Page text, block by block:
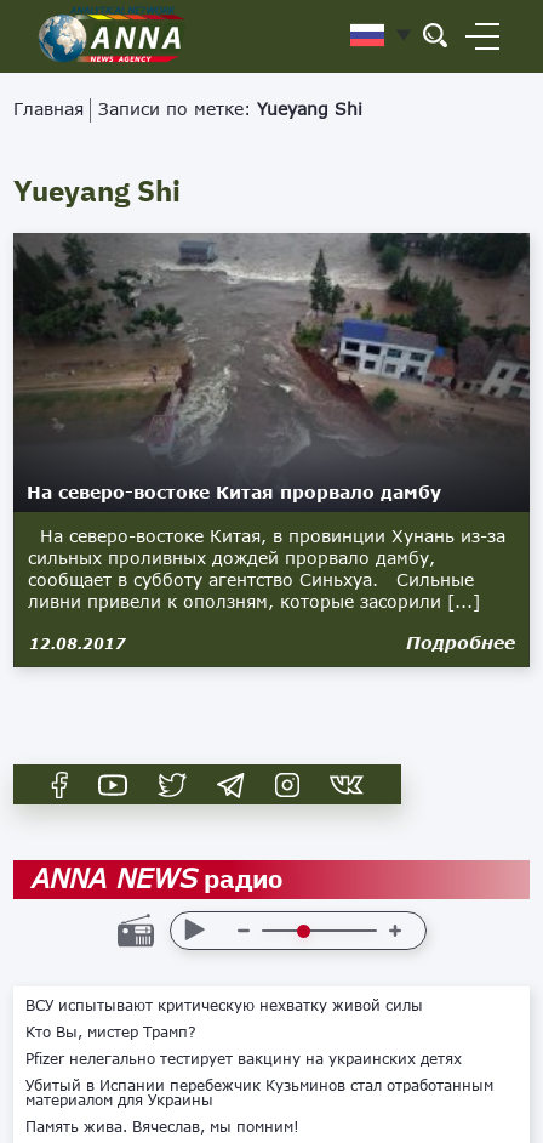
Главная Записи по метке:Yueyang Shi
Yueyang Shi
На северо-востоке Китая прорвало дамбу
На северо-востоке Китая, в провинции Хунань из-за
сильных проливных дождей прорвало дамбу,
сообщает в субботу агентство Синьхуа. Сильные
ливни привели к оползням, которые засорили [...]
12.08.2017 Подробнее
ANNA NEWSрадио
ВСУ испытывают критическую нехватку живой силы
Кто Вы, мистер Трамп?
Pfizer нелегально тестирует вакцину на украинских детях
Убитый в Испании перебежчик Кузьминов стал отработанным
материалом для Украины
Память жива. Вячеслав, мы помним!